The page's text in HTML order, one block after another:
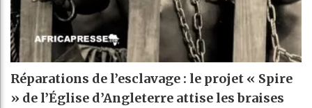
Réparations de l’esclavage : le projet « Spire
» de l’Église d’Angleterre attise les braises